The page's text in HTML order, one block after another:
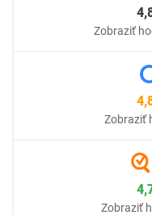
Zobraziť
Zobraziť
Zobraziť